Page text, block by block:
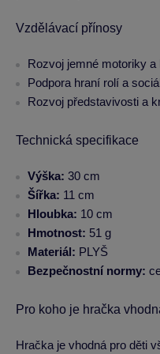
Vzdělávací přínosy
Rozvoj jemné motoriky
Podpora hraní rolí a
Rozvoj představivosti a
Technická specifikace
Výška: 30 cm
Šířka: 11 cm
Hloubka: 10 cm
Hmotnost: 51 g
Materiál: PLYŠ
Bezpečnostní normy:
Pro koho je hračka
Hračka je vhodná pro děti